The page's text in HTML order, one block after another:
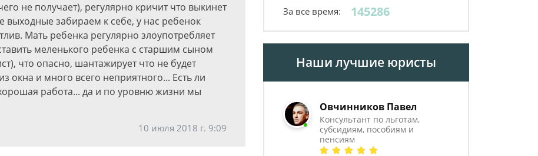
не получает), регулярно кричит что выкинет
забираем к себе, у нас ребенок
Мать ребенка регулярно злоупотребляет
меленького ребенка с старшим сыном
что опасно, шантажирует что не будет
окна и много всего неприятного... Есть ли
работа... да и по уровню жизни мы
10 июля 2018 г. 9:09
За все время: 145286
Наши лучшие юристы
Овчинников Павел
Консультант по льготам,
субсидиям, пособиям и
пенсиям